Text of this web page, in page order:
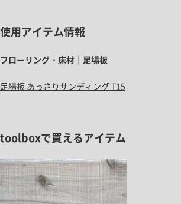
使用アイテム情報
フローリング・床材｜足場板
足場板 あっさりサンディング T15
toolboxで買えるアイテム